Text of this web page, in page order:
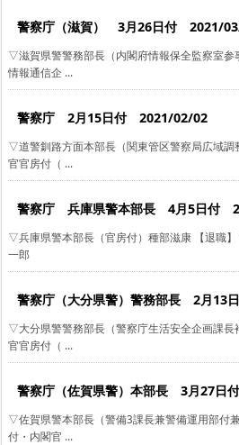
警察庁（滋賀） 3月26日付 2021/
▽滋賀県警警務部長（内閣府情報保全監察室
情報通信企 ...
警察庁 2月15日付 2021/02/02
▽道警釧路方面本部長（関東管区警察局広域
官官房付（ ...
警察庁 兵庫県警本部長 4月5日付
▽兵庫県警本部長（官房付）種部滋康 【退職
一郎
警察庁（大分県警）警務部長 2月
▽大分県警警務部長（警察庁生活安全企画課
官官房付（ ...
警察庁（佐賀県警）本部長 3月27
▽佐賀県警本部長（警備3課長兼警備運用部付
付・内閣官 ...